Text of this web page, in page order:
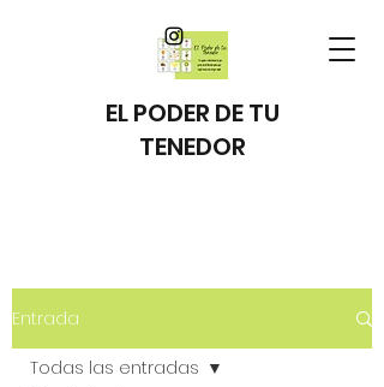
EL PODER DE TU
TENEDOR
Entrada
Todas las entradas